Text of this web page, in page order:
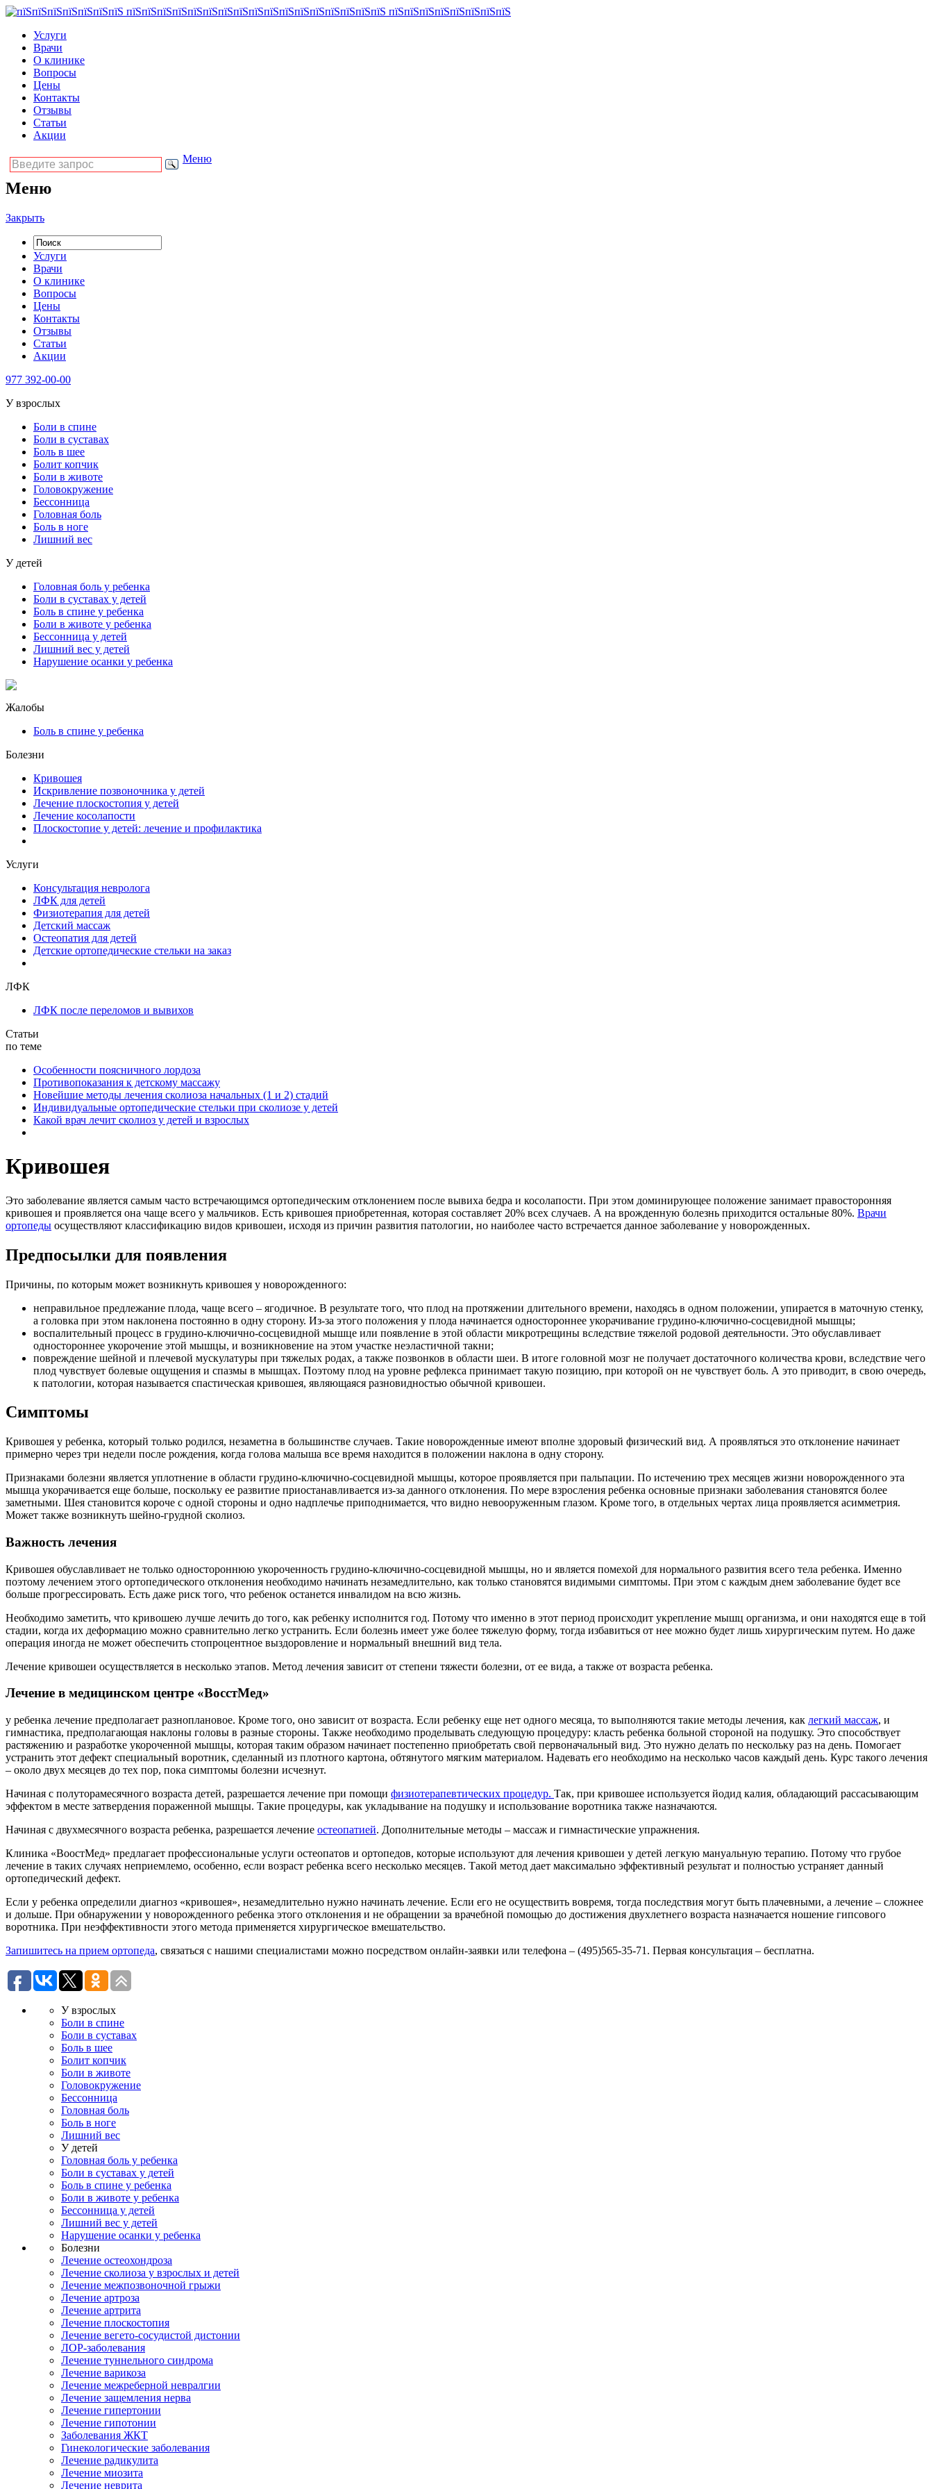
Услуги
Врачи
О клинике
Вопросы
Цены
Контакты
Отзывы
Статьи
Акции
Меню
Меню
Закрыть
Услуги
Врачи
О клинике
Вопросы
Цены
Контакты
Отзывы
Статьи
Акции
977 392-00-00
У взрослых
Боли в спине
Боли в суставах
Боль в шее
Болит копчик
Боли в животе
Головокружение
Бессонница
Головная боль
Боль в ноге
Лишний вес
У детей
Головная боль у ребенка
Боли в суставах у детей
Боль в спине у ребенка
Боли в животе у ребенка
Бессонница у детей
Лишний вес у детей
Нарушение осанки у ребенка
Жалобы
Боль в спине у ребенка
Болезни
Кривошея
Искривление позвоночника у детей
Лечение плоскостопия у детей
Лечение косолапости
Плоскостопие у детей: лечение и профилактика
Услуги
Консультация невролога
ЛФК для детей
Физиотерапия для детей
Детский массаж
Остеопатия для детей
Детские ортопедические стельки на заказ
ЛФК
ЛФК после переломов и вывихов
Статьи
по теме
Особенности поясничного лордоза
Противопоказания к детскому массажу
Новейшие методы лечения сколиоза начальных (1 и 2) стадий
Индивидуальные ортопедические стельки при сколиозе у детей
Какой врач лечит сколиоз у детей и взрослых
Кривошея
Это заболевание является самым часто встречающимся ортопедическим отклонением после вывиха бедра и косолапости. При этом доминирующее положение занимает правосторонняя
кривошея и проявляется она чаще всего у мальчиков. Есть кривошея приобретенная, которая составляет 20% всех случаев. А на врожденную болезнь приходится остальные 80%. Врачи
ортопеды осуществляют классификацию видов кривошеи, исходя из причин развития патологии, но наиболее часто встречается данное заболевание у новорожденных.
Предпосылки для появления
Причины, по которым может возникнуть кривошея у новорожденного:
неправильное предлежание плода, чаще всего – ягодичное. В результате того, что плод на протяжении длительного времени, находясь в одном положении, упирается в маточную стенку,
а головка при этом наклонена постоянно в одну сторону. Из-за этого положения у плода начинается одностороннее укорачивание грудино-ключично-сосцевидной мышцы;
воспалительный процесс в грудино-ключично-сосцевидной мышце или появление в этой области микротрещины вследствие тяжелой родовой деятельности. Это обуславливает
одностороннее укорочение этой мышцы, и возникновение на этом участке неэластичной такни;
повреждение шейной и плечевой мускулатуры при тяжелых родах, а также позвонков в области шеи. В итоге головной мозг не получает достаточного количества крови, вследствие чего
плод чувствует болевые ощущения и спазмы в мышцах. Поэтому плод на уровне рефлекса принимает такую позицию, при которой он не чувствует боль. А это приводит, в свою очередь,
к патологии, которая называется спастическая кривошея, являющаяся разновидностью обычной кривошеи.
Симптомы
Кривошея у ребенка, который только родился, незаметна в большинстве случаев. Такие новорожденные имеют вполне здоровый физический вид. А проявляться это отклонение начинает
примерно через три недели после рождения, когда голова малыша все время находится в положении наклона в одну сторону.
Признаками болезни является уплотнение в области грудино-ключично-сосцевидной мышцы, которое проявляется при пальпации. По истечению трех месяцев жизни новорожденного эта
мышца укорачивается еще больше, поскольку ее развитие приостанавливается из-за данного отклонения. По мере взросления ребенка основные признаки заболевания становятся более
заметными. Шея становится короче с одной стороны и одно надплечье приподнимается, что видно невооруженным глазом. Кроме того, в отдельных чертах лица проявляется асимметрия.
Может также возникнуть шейно-грудной сколиоз.
Важность лечения
Кривошея обуславливает не только одностороннюю укороченность грудино-ключично-сосцевидной мышцы, но и является помехой для нормального развития всего тела ребенка. Именно
поэтому лечением этого ортопедического отклонения необходимо начинать незамедлительно, как только становятся видимыми симптомы. При этом с каждым днем заболевание будет все
больше прогрессировать. Есть даже риск того, что ребенок останется инвалидом на всю жизнь.
Необходимо заметить, что кривошею лучше лечить до того, как ребенку исполнится год. Потому что именно в этот период происходит укрепление мышц организма, и они находятся еще в той
стадии, когда их деформацию можно сравнительно легко устранить. Если болезнь имеет уже более тяжелую форму, тогда избавиться от нее можно будет лишь хирургическим путем. Но даже
операция иногда не может обеспечить стопроцентное выздоровление и нормальный внешний вид тела.
Лечение кривошеи осуществляется в несколько этапов. Метод лечения зависит от степени тяжести болезни, от ее вида, а также от возраста ребенка.
Лечение в медицинском центре «ВосстМед»
у ребенка лечение предполагает разноплановое. Кроме того, оно зависит от возраста. Если ребенку еще нет одного месяца, то выполняются такие методы лечения, как легкий массаж, и
гимнастика, предполагающая наклоны головы в разные стороны. Также необходимо проделывать следующую процедуру: класть ребенка больной стороной на подушку. Это способствует
растяжению и разработке укороченной мышцы, которая таким образом начинает постепенно приобретать свой первоначальный вид. Это нужно делать по нескольку раз на день. Помогает
устранить этот дефект специальный воротник, сделанный из плотного картона, обтянутого мягким материалом. Надевать его необходимо на несколько часов каждый день. Курс такого лечения
– около двух месяцев до тех пор, пока симптомы болезни исчезнут.
Начиная с полуторамесячного возраста детей, разрешается лечение при помощи физиотерапевтических процедур. Так, при кривошее используется йодид калия, обладающий рассасывающим
эффектом в месте затвердения пораженной мышцы. Такие процедуры, как укладывание на подушку и использование воротника также назначаются.
Начиная с двухмесячного возраста ребенка, разрешается лечение остеопатией. Дополнительные методы – массаж и гимнастические упражнения.
Клиника «ВоостМед» предлагает профессиональные услуги остеопатов и ортопедов, которые используют для лечения кривошеи у детей легкую мануальную терапию. Потому что грубое
лечение в таких случаях неприемлемо, особенно, если возраст ребенка всего несколько месяцев. Такой метод дает максимально эффективный результат и полностью устраняет данный
ортопедический дефект.
Если у ребенка определили диагноз «кривошея», незамедлительно нужно начинать лечение. Если его не осуществить вовремя, тогда последствия могут быть плачевными, а лечение – сложнее
и дольше. При обнаружении у новорожденного ребенка этого отклонения и не обращении за врачебной помощью до достижения двухлетнего возраста назначается ношение гипсового
воротника. При неэффективности этого метода применяется хирургическое вмешательство.
Запишитесь на прием ортопеда, связаться с нашими специалистами можно посредством онлайн-заявки или телефона – (495)565-35-71. Первая консультация – бесплатна.
У взрослых
Боли в спине
Боли в суставах
Боль в шее
Болит копчик
Боли в животе
Головокружение
Бессонница
Головная боль
Боль в ноге
Лишний вес
У детей
Головная боль у ребенка
Боли в суставах у детей
Боль в спине у ребенка
Боли в животе у ребенка
Бессонница у детей
Лишний вес у детей
Нарушение осанки у ребенка
Болезни
Лечение остеохондроза
Лечение сколиоза у взрослых и детей
Лечение межпозвоночной грыжи
Лечение артроза
Лечение артрита
Лечение плоскостопия
Лечение вегето-сосудистой дистонии
ЛОР-заболевания
Лечение туннельного синдрома
Лечение варикоза
Лечение межреберной невралгии
Лечение защемления нерва
Лечение гипертонии
Лечение гипотонии
Заболевания ЖКТ
Гинекологические заболевания
Лечение радикулита
Лечение миозита
Лечение неврита